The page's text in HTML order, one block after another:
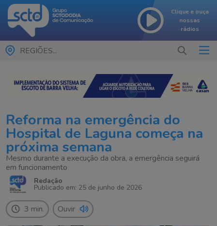
Clique e ouça
nossas
rádios
REGIÕES...
Reforma na emergência do
Hospital de Laguna começa na
próxima semana
Mesmo durante a execução da obra, a emergência seguirá
em funcionamento
Redação
Publicado em: 25 de junho de 2026
3 min. Ouvir